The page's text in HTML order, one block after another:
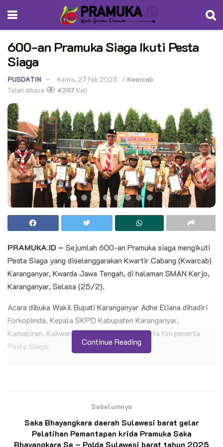
600-an Pramuka Siaga Ikuti Pesta
Siaga
PUSDATIN Kamis, 27 Feb 2025 / Kwarcab
Telah dibaca
4397 Kali
PRAMUKA.ID – Sejumlah 600-an Pramuka siaga mengikuti
Pesta Siaga yang diselenggarakan Kwartir Cabang (Kwarcab)
Karanganyar, Kwarda Jawa Tengah, di halaman SMAN Kerjo,
Karanganyar, Selasa (25/2).
Acara dibuka Wakil Bupati Karanganyar Adhe Eliana dihadiri
Forkopimda, Kepala SKPD Kabupaten Karanganyar,
Kamabiran, Kakwarran, andalan cabang, serta tim peserta
Pesta Siaga.
Edukasi Saka Wanabakti di Jeongmara
Lepas Kontingen Jambore Nasional 2026,
Continue Reading
Sebelumnya
Saka Bhayangkara daerah Sulawesi barat gelar
Pelatihan Pemantapan krida Pramuka Saka
Bhayangkara Se – Polda Sulawesi barat tahun 2025